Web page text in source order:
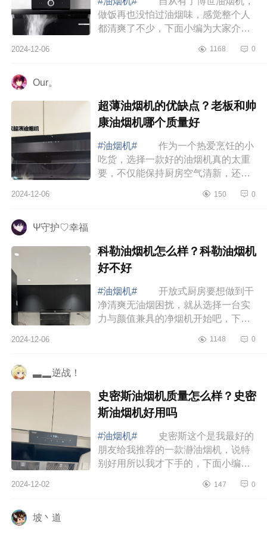
做饭再也没怕过油烟味，感觉整个人
都清爽了不少，下面小编为大家介绍
和侧吸哪个好 博世油烟机好用
2024-12-06 1168 0
Our。
超薄油烟机的优缺点？老板和帅
康油烟机哪个质量好
#油烟机#
作为一个热爱烹饪的小
吃货，选择一款好的油烟机真的太重
要，不仅能保持厨房空气清新，还能
家介绍下超薄油烟机的优缺点？老板
2024-12-06 150 0
Ψ守护♡幸福
科勒油烟机怎么样？科勒油烟机
好不好
#油烟机#
开放式厨房要想做到干
净清爽无油烟困扰，就从选择一台实
力与颜值兼具的净烟机开始吧，下面
样？科勒油烟机好不好 科勒油烟
2024-12-06 1148 0
▃▂逆战！
史密斯油烟机质量怎么样？史密
斯油烟机好用吗
#油烟机#
史密斯这个是我最好的
朋友给我推荐的一款瀞油烟机，说特
别好用所以我才下手的，下面小编为
样？史密斯油烟机好用吗 史密斯
2024-12-02 147 0
坡丶道